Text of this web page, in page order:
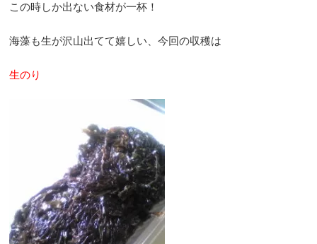
この時しか出ない食材が一杯！
海藻も生が沢山出てて嬉しい、今回の収穫は
生のり